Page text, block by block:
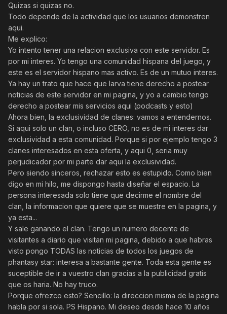
Quizas si quizas no.
Todo depende de la actividad que los usuarios demonstren
aqui.
Me explico:
Yo intento tener una relacion exclusiva con este servidor. Es
por mi interes. Yo tengo una comunidad hispana del juego, y
este es el servidor hispano mas activo. Es de un mutuo interes.
Ya hay un trato que hace que larva tiene derecho a postear
noticias de este servidor en mi pagina, y yo a cambio tengo
derecho a postear mis servicios aqui (podcasts y esto)
Ahora bien, la exclusividad de clanes: vamos a entendernos.
Si aqui solo un clan, o incluso CERO, no es de mi interes dar
exclusividad a esta comunidad. Porque si por ejemplo tengo 3
clanes interesados en esta oferta, y aqui 0, seria muy
perjudicador por mi parte dar aqui la exclusividad.
Pero siendo sinceros, rechazar esto es estupido. Como bien
digo en mi hilo, me dispongo hasta diseñar el espacio. La
persona interesada solo tiene que decirme el nombre del
clan, la informacion que quiere que se muestre en la pagina, y
ya esta...
Y sale ganando el clan. Tengo un numero decente de
visitantes a diario que visitan mi pagina, debido a que habras
visto pongo TODAS las noticias de todos los juegos de
phantasy star: interesa a bastante gente. Toda esta gente es
suceptible de ir a vuestro clan gracias a la publicidad gratis
que os haria. No hay truco.
Porque ofrezco esto? Sencillo: la direccion misma de la pagina
habla por si sola. PS Hispano. Mi deseo desde hace 10 años